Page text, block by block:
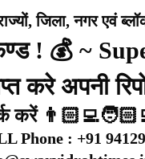
जिला, नगर एवं ब्लॉक
! 💰 ~
करे अपनी
करें
Phone : +91